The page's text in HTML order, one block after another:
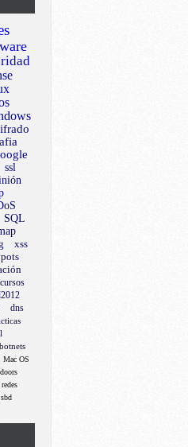
ssl
SQL
xss
cursos
dns
botnets
Mac OS
redes